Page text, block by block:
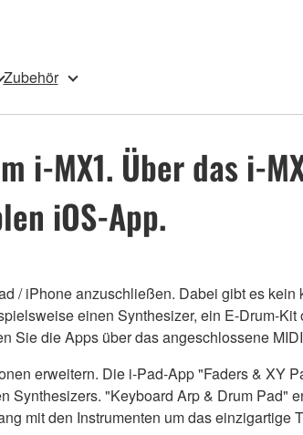
Zubehör
i-MX1. Über das i-
iOS-App.
/ iPhone anzuschließen. Dabei gibt es
einen Synthesizer, ein E-Drum-
die Apps über das angeschlossene
erweitern. Die i-Pad-App "Faders & XY
"Keyboard Arp & Drum Pad"
mit den Instrumenten um das einzigartige